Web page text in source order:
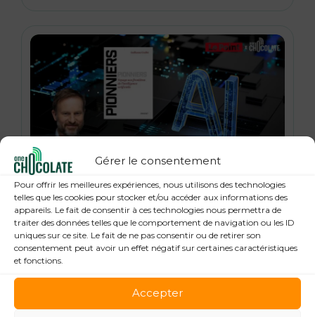
Gérer le consentement
Pour offrir les meilleures expériences, nous utilisons des technologies
telles que les cookies pour stocker et/ou accéder aux informations des
appareils. Le fait de consentir à ces technologies nous permettra de
traiter des données telles que le comportement de navigation ou les ID
uniques sur ce site. Le fait de ne pas consentir ou de retirer son
consentement peut avoir un effet négatif sur certaines caractéristiques
et fonctions.
Accepter
21 janvier 2026
« Pionniers », anatomie des leaders de la
Tech : Guillaume Grallet, Le Point